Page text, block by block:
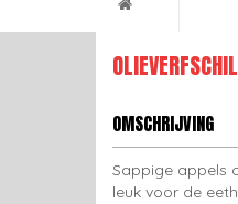
OMSCHRIJVING
Sappige appels
leuk voor de